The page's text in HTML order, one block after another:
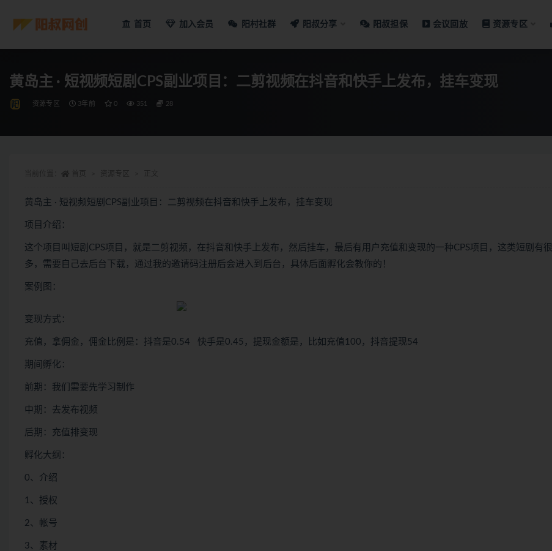
首页 加入会员 阳村社群 阳叔分享 阳叔担保 会议回放 资源专区
黄岛主 · 短视频短剧CPS副业项目：二剪视频在抖音和快手上发布，挂车变现
资源专区 3年前 0 351 28
黄岛主 · 短视频短剧CPS副业项目：二剪视频在抖音和快手上发布，挂车变现
项目介绍：
这个项目叫短剧CPS项目，就是二剪视频，在抖音和快手上发布，然后挂车，最后有用户充值和变现的一种CPS项目，这类短剧有很
多，需要自己去后台下载，通过我的邀请码注册后会进入到后台，具体后面孵化会教你的！
案例图：
变现方式：
充值，拿佣金，佣金比例是：抖音是0.54 快手是0.45，提现金额是，比如充值100，抖音提现54
期间孵化：
前期：我们需要先学习制作
中期：去发布视频
后期：充值排变现
孵化大纲：
0、介绍
1、授权
2、帐号
3、素材